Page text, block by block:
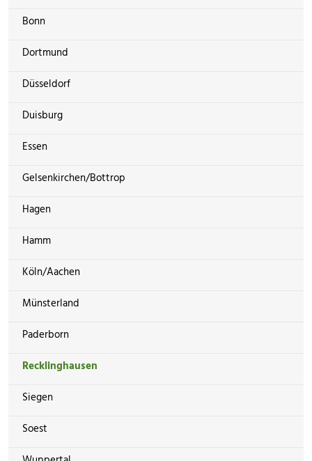
Bonn
Dortmund
Düsseldorf
Duisburg
Essen
Gelsenkirchen/Bottrop
Hagen
Hamm
Köln/Aachen
Münsterland
Paderborn
Recklinghausen
Siegen
Soest